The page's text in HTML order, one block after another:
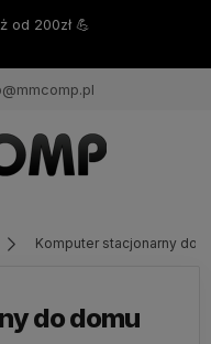
od 200zł 💪
Komputer stacjonarny do
do domu